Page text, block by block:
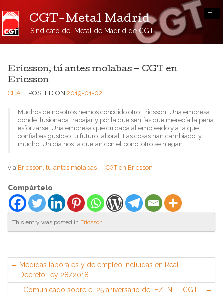
CGT-Metal Madrid
Sindicato del Metal de Madrid de CGT
-
Ericsson, tú antes molabas — CGT en
Ericsson
CITA POSTED ON 2019-01-02
Muchos de nosotros hemos conocido otro Ericsson. Una empresa
donde ilusionaba trabajar y por la que sentías que merecía la pena
esforzarse. Una empresa que cuidaba al empleado y a la que
confiabas gustoso tu futuro laboral. Las cosas han cambiado, y
mucho. Un día nos la cuelan con el bono, otro se niegan…
via Ericsson, tú antes molabas — CGT en Ericsson
Compártelo
This entry was posted in Ericsson.
Medidas laborales y de empleo incluidas en Real
Decreto-ley 28/2018
Comunicado sobre el 25 aniversario del EZLN — CGT –